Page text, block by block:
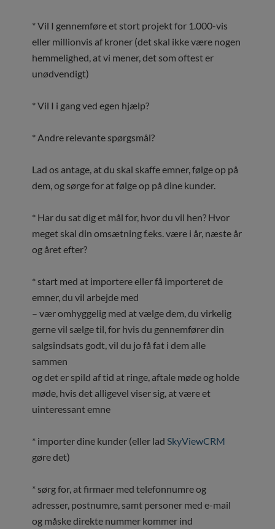
* Vil I gennemføre et stort projekt for 1.000-vis
eller millionvis af kroner (det skal ikke være nogen
hemmelighed, at vi mener, det som oftest er
unødvendigt)
* Vil I i gang ved egen hjælp?
* Andre relevante spørgsmål?
Lad os antage, at du skal skaffe emner, følge op på
dem, og sørge for at følge op på dine kunder.
* Har du sat dig et mål for, hvor du vil hen? Hvor
meget skal din omsætning f.eks. være i år, næste år
og året efter?
* start med at importere eller få importeret de
emner, du vil arbejde med
– vær omhyggelig med at vælge dem, du virkelig
gerne vil sælge til, for hvis du gennemfører din
salgsindsats godt, vil du jo få fat i dem alle
sammen
og det er spild af tid at ringe, aftale møde og holde
møde, hvis det alligevel viser sig, at være et
uinteressant emne
* importer dine kunder (eller ladSkyViewCRM
gøre det)
* sørg for, at firmaer med telefonnumre og
adresser, postnumre, samt personer med e-mail
og måske direkte nummer kommer ind